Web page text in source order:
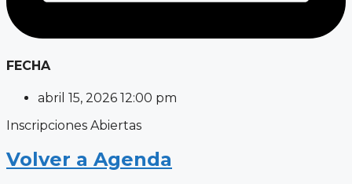
FECHA
abril 15, 2026 12:00 pm
Inscripciones Abiertas
Volver a Agenda